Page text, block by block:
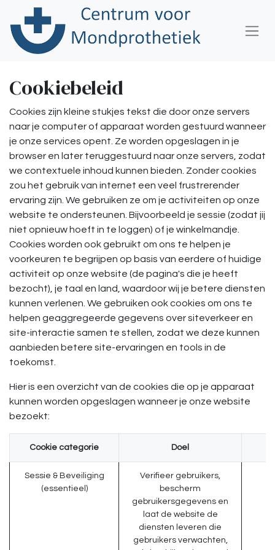
Cookiebeleid
Cookies zijn kleine stukjes tekst die door onze servers
naar je computer of apparaat worden gestuurd wanneer
je onze services opent. Ze worden opgeslagen in je
browser en later teruggestuurd naar onze servers, zodat
we contextuele inhoud kunnen bieden. Zonder cookies
zou het gebruik van internet een veel frustrerender
ervaring zijn. We gebruiken ze om je activiteiten op onze
website te ondersteunen. Bijvoorbeeld je sessie (zodat jij
niet opnieuw hoeft in te loggen) of je winkelmandje.
Cookies worden ook gebruikt om ons te helpen je
voorkeuren te begrijpen op basis van eerdere of huidige
activiteit op onze website (de pagina's die je heeft
bezocht), je taal en land, waardoor wij je betere diensten
kunnen verlenen. We gebruiken ook cookies om ons te
helpen geaggregeerde gegevens over siteverkeer en
site-interactie samen te stellen, zodat we deze kunnen
aanbieden betere site-ervaringen en tools in de
toekomst.
Hier is een overzicht van de cookies die op je apparaat
kunnen worden opgeslagen wanneer je onze website
bezoekt:
Cookie categorie Doel
Sessie & Beveiliging
(essentieel)
Verifieer gebruikers,
bescherm
gebruikersgegevens en
laat de website de
diensten leveren die
gebruikers verwachten,